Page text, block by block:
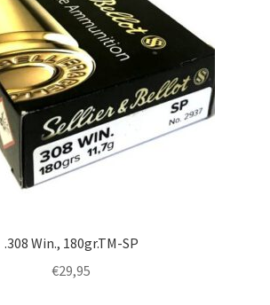
.308 Win., 180gr.TM-SP
€29,95